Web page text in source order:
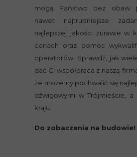
mogą Państwo bez obaw
nawet najtrudniejsze
najlepszej jakości żurawie w
cenach oraz pomoc
operatorów. Sprawdź, jak
dać Ci współpraca z naszą
że możemy pochwalić się
dźwigowymi w Trójmieście, a
kraju.
Do zobaczenia na budowie!